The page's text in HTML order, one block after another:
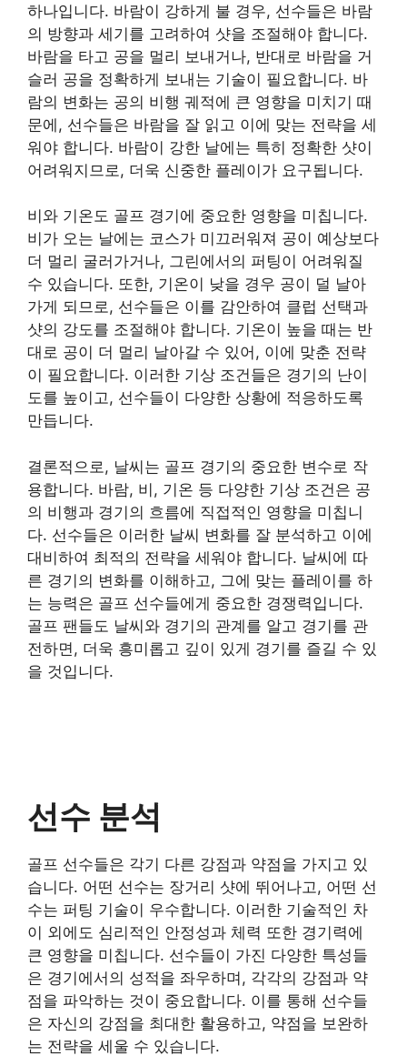
하나입니다. 바람이 강하게 불 경우, 선수들은 바람
의 방향과 세기를 고려하여 샷을 조절해야 합니다.
바람을 타고 공을 멀리 보내거나, 반대로 바람을 거
슬러 공을 정확하게 보내는 기술이 필요합니다. 바
람의 변화는 공의 비행 궤적에 큰 영향을 미치기 때
문에, 선수들은 바람을 잘 읽고 이에 맞는 전략을 세
워야 합니다. 바람이 강한 날에는 특히 정확한 샷이
어려워지므로, 더욱 신중한 플레이가 요구됩니다.
비와 기온도 골프 경기에 중요한 영향을 미칩니다.
비가 오는 날에는 코스가 미끄러워져 공이 예상보다
더 멀리 굴러가거나, 그린에서의 퍼팅이 어려워질
수 있습니다. 또한, 기온이 낮을 경우 공이 덜 날아
가게 되므로, 선수들은 이를 감안하여 클럽 선택과
샷의 강도를 조절해야 합니다. 기온이 높을 때는 반
대로 공이 더 멀리 날아갈 수 있어, 이에 맞춘 전략
이 필요합니다. 이러한 기상 조건들은 경기의 난이
도를 높이고, 선수들이 다양한 상황에 적응하도록
만듭니다.
결론적으로, 날씨는 골프 경기의 중요한 변수로 작
용합니다. 바람, 비, 기온 등 다양한 기상 조건은 공
의 비행과 경기의 흐름에 직접적인 영향을 미칩니
다. 선수들은 이러한 날씨 변화를 잘 분석하고 이에
대비하여 최적의 전략을 세워야 합니다. 날씨에 따
른 경기의 변화를 이해하고, 그에 맞는 플레이를 하
는 능력은 골프 선수들에게 중요한 경쟁력입니다.
골프 팬들도 날씨와 경기의 관계를 알고 경기를 관
전하면, 더욱 흥미롭고 깊이 있게 경기를 즐길 수 있
을 것입니다.
선수 분석
골프 선수들은 각기 다른 강점과 약점을 가지고 있
습니다. 어떤 선수는 장거리 샷에 뛰어나고, 어떤 선
수는 퍼팅 기술이 우수합니다. 이러한 기술적인 차
이 외에도 심리적인 안정성과 체력 또한 경기력에
큰 영향을 미칩니다. 선수들이 가진 다양한 특성들
은 경기에서의 성적을 좌우하며, 각각의 강점과 약
점을 파악하는 것이 중요합니다. 이를 통해 선수들
은 자신의 강점을 최대한 활용하고, 약점을 보완하
는 전략을 세울 수 있습니다.